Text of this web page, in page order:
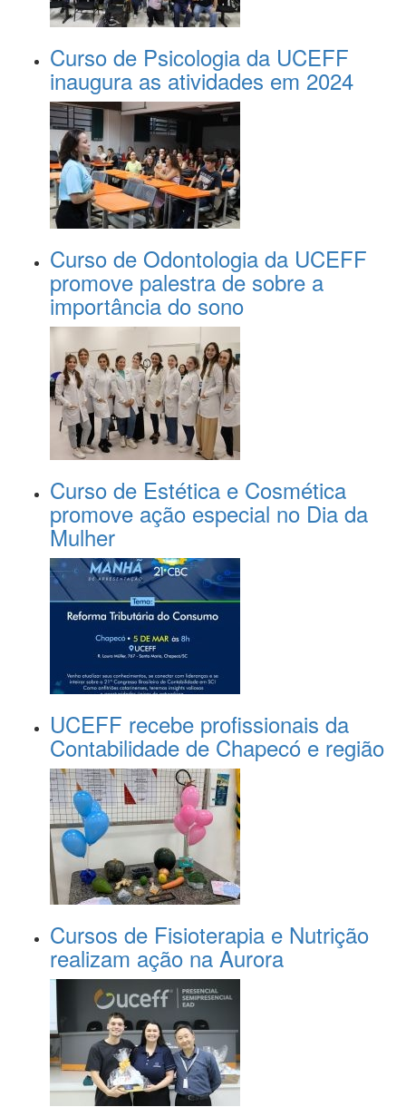
Curso de Psicologia da UCEFF
inaugura as atividades em 2024
Curso de Odontologia da UCEFF
promove palestra de sobre a
importância do sono
Curso de Estética e Cosmética
promove ação especial no Dia da
Mulher
UCEFF recebe profissionais da
Contabilidade de Chapecó e região
Cursos de Fisioterapia e Nutrição
realizam ação na Aurora